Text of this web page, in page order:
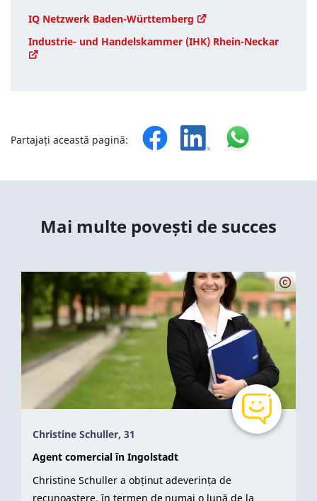
IQ Netzwerk Baden-Württemberg
Industrie- und Handelskammer (IHK) Rhein-Neckar
Partajați această pagină:
Mai multe povești de succes
Christine Schuller, 31
Agent comercial în Ingolstadt
Christine Schuller a obținut adeverința de
recunoaștere, în termen de numai o lună de la